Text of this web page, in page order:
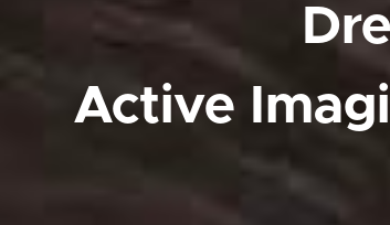
Active